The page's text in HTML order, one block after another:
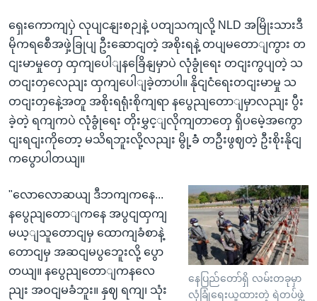
ရှေးကောကျပှဲ လုပျငနျးစဉျနဲ့ ပတျသကျလို့ NLD အမြိုးသားဒီ
မိုကရစေီအဖှဲ့ခြုပျ ဦးဆောငျတဲ့ အစိုးရနဲ့ တပျမတောျကွား တ
ငျးမာမှုတှေ ထှကျပေါျနခြေိနျမှာပဲ လုံခွုံရေး တငျးကွပျတဲ့ သ
တငျးတှလေညျး ထှကျပေါျခဲ့တာပါ။ နိုငျငံရေးတငျးမာမှု သ
တငျးတှနေဲ့အတူ အစိုးရရုံးစိုကျရာ နပွေညျတောျမှာလညျး ပွီး
ခဲ့တဲ့ ရကျကပဲ လုံခွုံရေး တိုးမွှင့ျလိုကျတာတှေ ရှိပမေဲ့အကွော
ငျးရငျးကိုတော့ မသိရဘူးလို့လညျး မွို့ခံံ တဦးဖွဈတဲ့ ဦးစိုးနိုငျ
ကပွောပါတယျ။
နေပြည်တော်ရှိ လမ်းတခုမှာ
လုံခြုံရေးယူထားတဲ့ ရဲတပ်ဖွဲ့
"လောလောဆယျ ဒီဘကျကနေ...
နပွေညျတောျကနေ အပွငျထှကျ
မယ့ျသူတောငျမှ ထောကျခံစာနဲ့
တောငျမှ အဆငျမပွဘေူးလို့ ပွော
တယျ။ နပွေညျတောျကနလေ
ညျး အဝငျမခံဘူး။ နှဈ ရကျ၊ သုံး